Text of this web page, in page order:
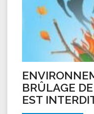
BRÛLAGE
EST